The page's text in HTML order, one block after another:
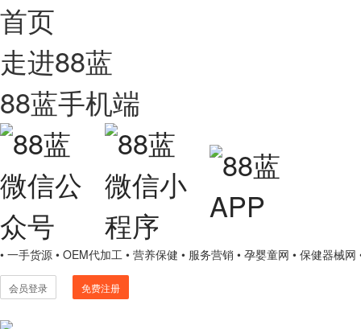
首页
走进88蓝
88蓝手机端
• 一手货源 • OEM代加工 • 营养保健 • 服务营销 • 孕婴童网 • 保健器械网
会员登录 免费注册